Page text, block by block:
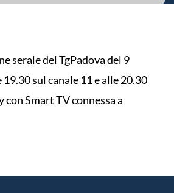
serale del TgPadova del 9
sul canale 11 e alle 20.30
con Smart TV connessa a